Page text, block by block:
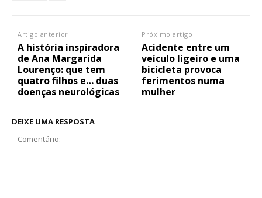
Artigo anterior
A história inspiradora
de Ana Margarida
Lourenço: que tem
quatro filhos e… duas
doenças neurológicas
Próximo artigo
Acidente entre um
veículo ligeiro e uma
bicicleta provoca
ferimentos numa
mulher
DEIXE UMA RESPOSTA